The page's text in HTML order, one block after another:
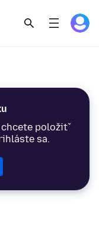
chcete položiť
sa.